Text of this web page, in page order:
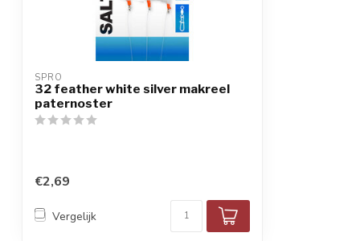
SPRO
32 feather white silver makreel
paternoster
€2,69
Vergelijk